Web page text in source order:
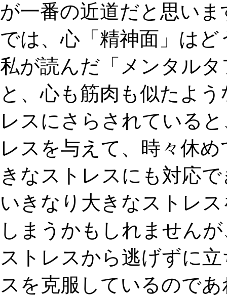
が一番の近道だと思いま
では、心「精神面」は
私が読んだ「メンタル
と、心も筋肉も似たよ
レスにさらされている
レスを与えて、時々休
きなストレスにも対応
いきなり大きなストレ
しまうかもしれません
ストレスから逃げずに
スを克服しているので